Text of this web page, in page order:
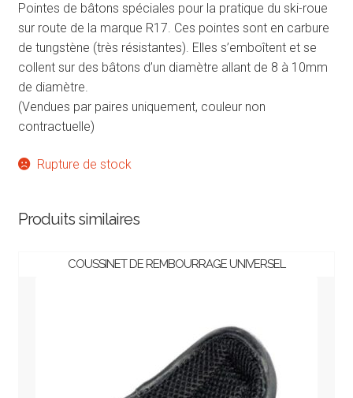
Pointes de bâtons spéciales pour la pratique du ski-roue
sur route de la marque R17. Ces pointes sont en carbure
de tungstène (très résistantes). Elles s’emboîtent et se
collent sur des bâtons d’un diamètre allant de 8 à 10mm
de diamètre.
(Vendues par paires uniquement, couleur non
contractuelle)
Rupture de stock
Produits similaires
COUSSINET DE REMBOURRAGE UNIVERSEL